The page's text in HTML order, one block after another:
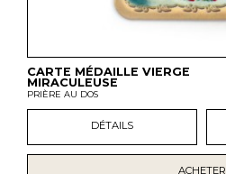
CARTE MÉDAILLE VIERGE
MIRACULEUSE
PRIÈRE AU DOS
DÉTAILS
ACHETER